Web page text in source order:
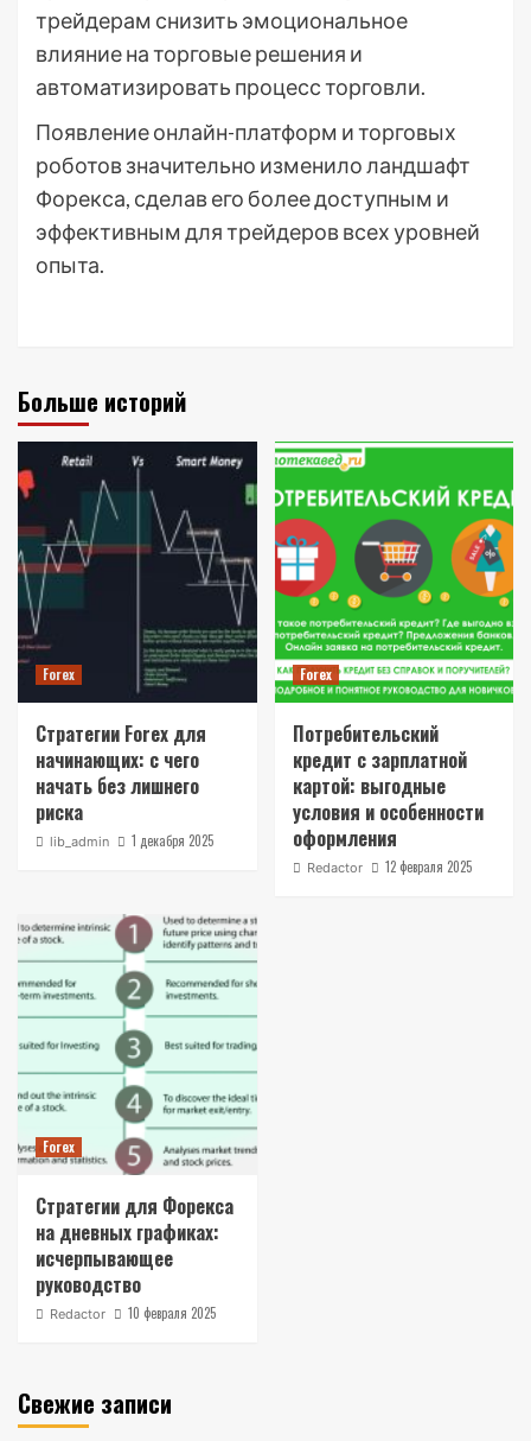
трейдерам снизить эмоциональное
влияние на торговые решения и
автоматизировать процесс торговли.
Появление онлайн-платформ и торговых
роботов значительно изменило ландшафт
Форекса, сделав его более доступным и
эффективным для трейдеров всех уровней
опыта.
Больше историй
Forex
Стратегии Forex для
начинающих: с чего
начать без лишнего
риска
lib_admin 1 декабря 2025
Forex
Потребительский
кредит с зарплатной
картой: выгодные
условия и особенности
оформления
Redactor 12 февраля 2025
Forex
Стратегии для Форекса
на дневных графиках:
исчерпывающее
руководство
Redactor 10 февраля 2025
Свежие записи